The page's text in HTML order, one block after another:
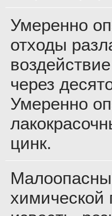
Умеренно
отходы
через
Умеренно
цинк.